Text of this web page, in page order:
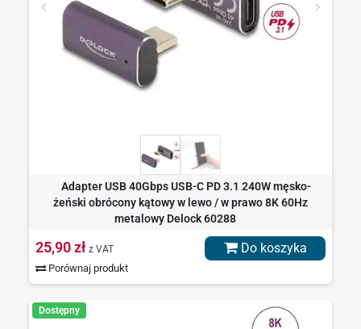
Adapter USB 40Gbps USB-C PD 3.1 240W męsko-
żeński obrócony kątowy w lewo / w prawo 8K 60Hz
metalowy Delock 60288
25,90 zł z VAT
Porównaj produkt
Do koszyka
Dostępny